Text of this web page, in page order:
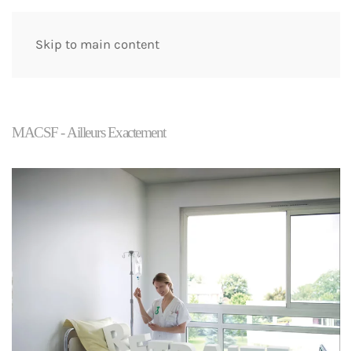
Skip to main content
MACSF - Ailleurs Exactement